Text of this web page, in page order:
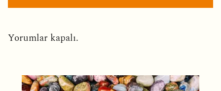
Yorumlar kapalı.